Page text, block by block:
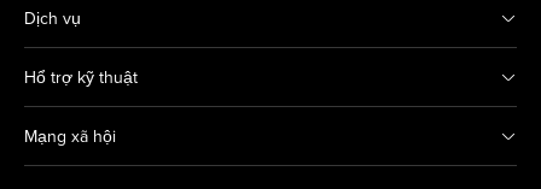
Dịch vụ
Hổ trợ kỹ thuật
Mạng xã hội